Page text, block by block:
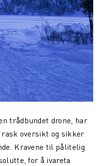
trådbundet drone, har
oversikt og sikker
Kravene til pålitelig
for å ivareta